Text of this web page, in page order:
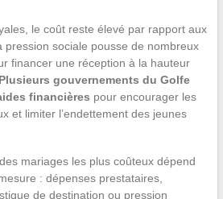
le coût reste élevé par rapport aux
pression sociale pousse de nombreux
financer une réception à la hauteur
Plusieurs gouvernements du Golfe
financières pour encourager les
et limiter l’endettement des jeunes
mariages les plus coûteux dépend
: dépenses prestataires,
de destination ou pression